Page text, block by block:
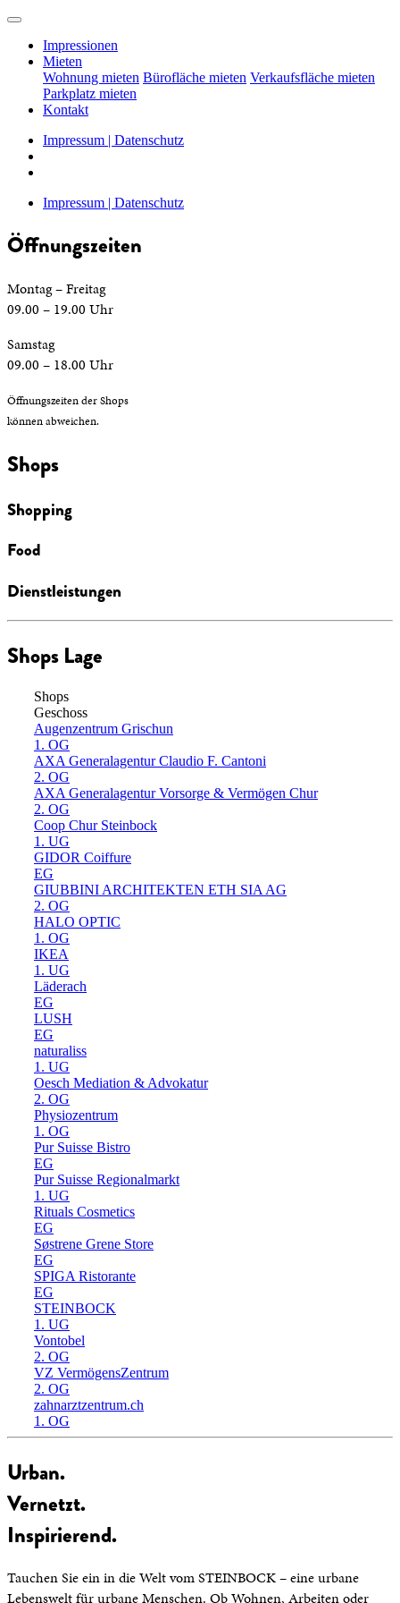
Impressionen
Mieten
Wohnung mieten Bürofläche mieten Verkaufsfläche mieten
Parkplatz mieten
Kontakt
Impressum | Datenschutz
Impressum | Datenschutz
Öffnungszeiten
Montag – Freitag
09.00 – 19.00 Uhr
Samstag
09.00 – 18.00 Uhr
Öffnungszeiten der Shops
können abweichen.
Shops
Shopping
Food
Dienstleistungen
Shops Lage
Shops
Geschoss
Augenzentrum Grischun
1. OG
AXA Generalagentur Claudio F. Cantoni
2. OG
AXA Generalagentur Vorsorge & Vermögen Chur
2. OG
Coop Chur Steinbock
1. UG
GIDOR Coiffure
EG
GIUBBINI ARCHITEKTEN ETH SIA AG
2. OG
HALO OPTIC
1. OG
IKEA
1. UG
Läderach
EG
LUSH
EG
naturaliss
1. UG
Oesch Mediation & Advokatur
2. OG
Physiozentrum
1. OG
Pur Suisse Bistro
EG
Pur Suisse Regionalmarkt
1. UG
Rituals Cosmetics
EG
Søstrene Grene Store
EG
SPIGA Ristorante
EG
STEINBOCK
1. UG
Vontobel
2. OG
VZ VermögensZentrum
2. OG
zahnarztzentrum.ch
1. OG
Urban.
Vernetzt.
Inspirierend.
Tauchen Sie ein in die Welt vom STEINBOCK – eine urbane
Lebenswelt für urbane Menschen. Ob Wohnen, Arbeiten oder